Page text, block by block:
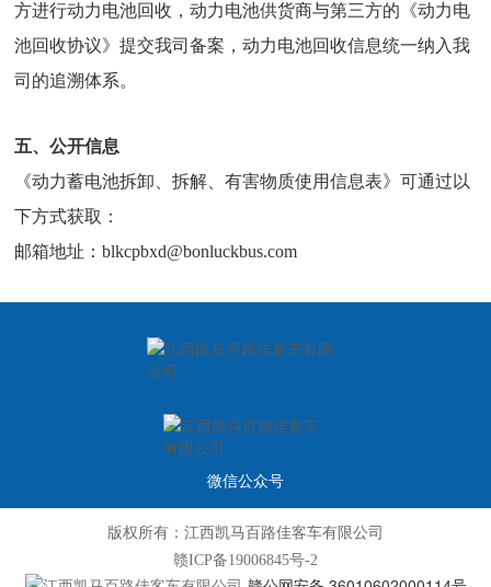
方进行动力电池回收，动力电池供货商与第三方的《动力电
池回收协议》提交我司备案，动力电池回收信息统一纳入我
司的追溯体系。
五、公开信息
《动力蓄电池拆卸、拆解、有害物质使用信息表》可通过以
下方式获取：
邮箱地址：blkcpbxd@bonluckbus.com
微信公众号
版权所有：江西凯马百路佳客车有限公司
赣ICP备19006845号-2